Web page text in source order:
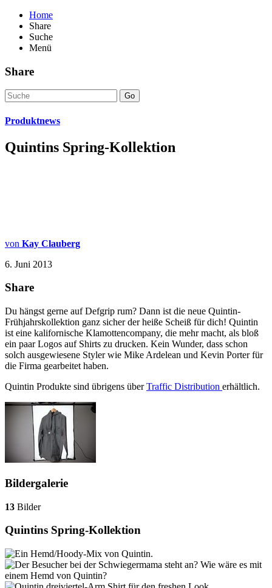
Home
Share
Suche
Menü
Share
Go
Produktnews
Quintins Spring-Kollektion
von Kay Clauberg
6. Juni 2013
Share
Du hängst gerne auf Defgrip rum? Dann ist die neue Quintin-
Frühjahrskollektion ganz sicher der heiße Scheiß für dich! Quintin
ist eine kalifornische Klamottencompany, die mehr macht, als bloß
ein paar Logos auf Shirts zu drucken. Kein Wunder, dass schon
solch ausgewiesene Styler wie Mike Ardelean und Kevin Porter für
die Firma gearbeitet haben.
Quintin Produkte sind übrigens überTraffic Distribution erhältlich.
Bildergalerie
13 Bilder
Quintins Spring-Kollektion